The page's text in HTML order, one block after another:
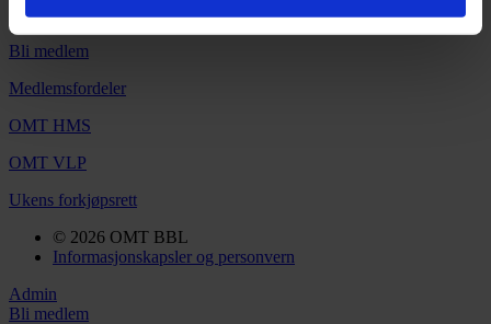
Min side
Bli medlem
Medlemsfordeler
OMT HMS
OMT VLP
Ukens forkjøpsrett
© 2026 OMT BBL
Informasjonskapsler og personvern
Admin
Bli medlem